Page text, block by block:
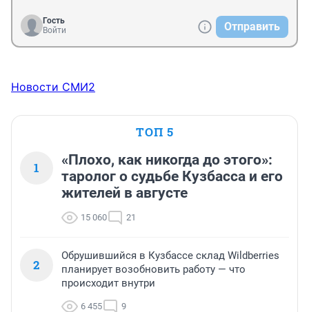
Гость
Войти
Отправить
Новости СМИ2
ТОП 5
1
«Плохо, как никогда до этого»:
таролог о судьбе Кузбасса и его
жителей в августе
15 060 21
2
Обрушившийся в Кузбассе склад Wildberries
планирует возобновить работу — что
происходит внутри
6 455 9